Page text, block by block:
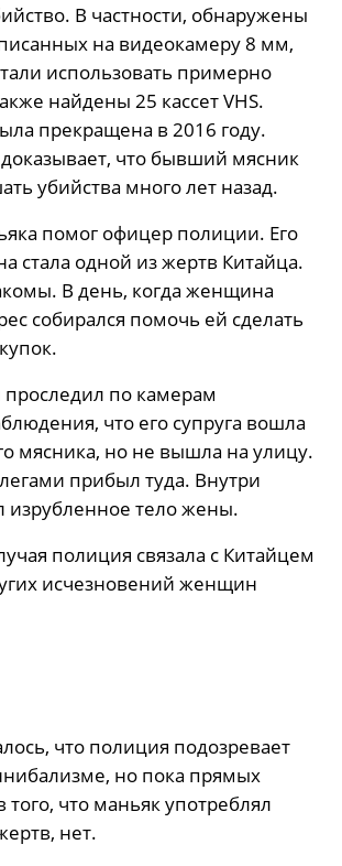
В частности, обнаружены
на видеокамеру 8 мм,
использовать примерно
найдены 25 кассет VHS.
прекращена в 2016 году.
что бывший мясник
убийства много лет назад.
помог офицер полиции. Его
стала одной из жертв Китайца.
В день, когда женщина
собирался помочь ей сделать
по камерам
что его супруга вошла
мясника, но не вышла на улицу.
прибыл туда. Внутри
изрубленное тело жены.
полиция связала с Китайцем
исчезновений женщин
что полиция подозревает
но пока прямых
того, что маньяк употреблял
нет.